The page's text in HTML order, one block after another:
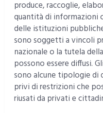
produce, raccoglie,
quantità di informazioni
delle istituzioni
sono soggetti a vincoli
nazionale o la tutela
possono essere diffusi.
sono alcune tipologie di
privi di restrizioni che
riusati da privati e